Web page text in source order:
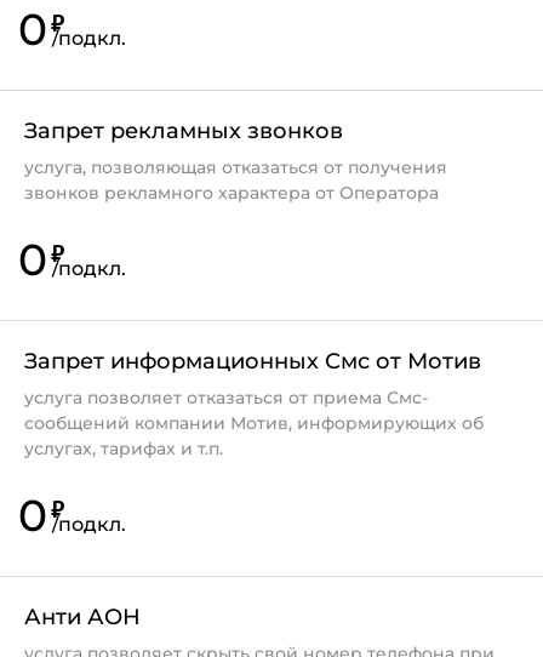
0₽
/подкл.
Запрет рекламных звонков
услуга, позволяющая отказаться от получения
звонков рекламного характера от Оператора
0₽
/подкл.
Запрет информационных Смс от Мотив
услуга позволяет отказаться от приема Смс-
сообщений компании Мотив, информирующих об
услугах, тарифах и т.п.
0₽
/подкл.
Анти АОН